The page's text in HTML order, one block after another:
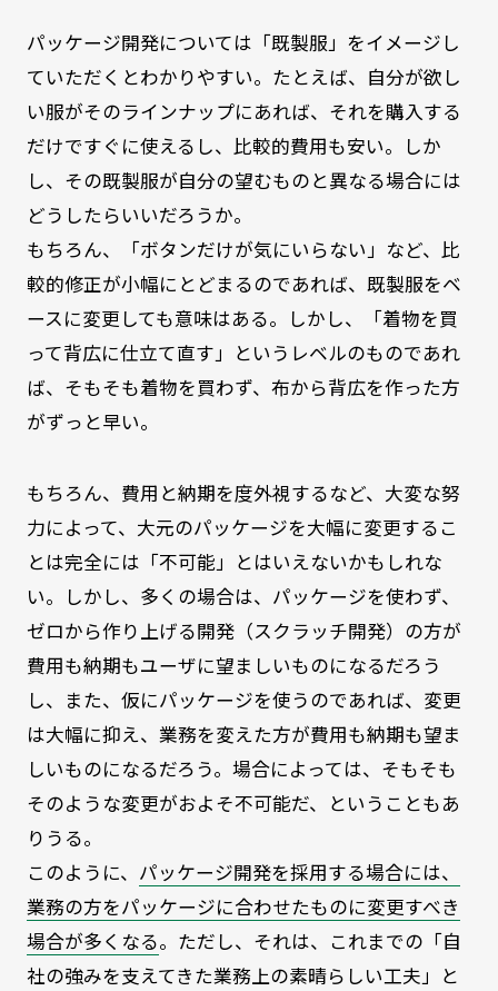
パッケージ開発については「既製服」をイメージし
ていただくとわかりやすい。たとえば、自分が欲し
い服がそのラインナップにあれば、それを購入する
だけですぐに使えるし、比較的費用も安い。しか
し、その既製服が自分の望むものと異なる場合には
どうしたらいいだろうか。
もちろん、「ボタンだけが気にいらない」など、比
較的修正が小幅にとどまるのであれば、既製服をベ
ースに変更しても意味はある。しかし、「着物を買
って背広に仕立て直す」というレベルのものであれ
ば、そもそも着物を買わず、布から背広を作った方
がずっと早い。
もちろん、費用と納期を度外視するなど、大変な努
力によって、大元のパッケージを大幅に変更するこ
とは完全には「不可能」とはいえないかもしれな
い。しかし、多くの場合は、パッケージを使わず、
ゼロから作り上げる開発（スクラッチ開発）の方が
費用も納期もユーザに望ましいものになるだろう
し、また、仮にパッケージを使うのであれば、変更
は大幅に抑え、業務を変えた方が費用も納期も望ま
しいものになるだろう。場合によっては、そもそも
そのような変更がおよそ不可能だ、ということもあ
りうる。
このように、 パッケージ開発を採用する場合には、
業務の方をパッケージに合わせたものに変更すべき
場合が多くなる。ただし、それは、これまでの「自
社の強みを支えてきた業務上の素晴らしい工夫」と